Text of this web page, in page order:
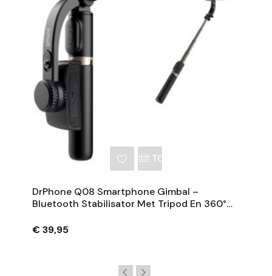
TOEVOEGEN AAN
DrPhone Q08 Smartphone Gimbal –
Bluetooth Stabilisator Met Tripod En 360°
€ 39,95